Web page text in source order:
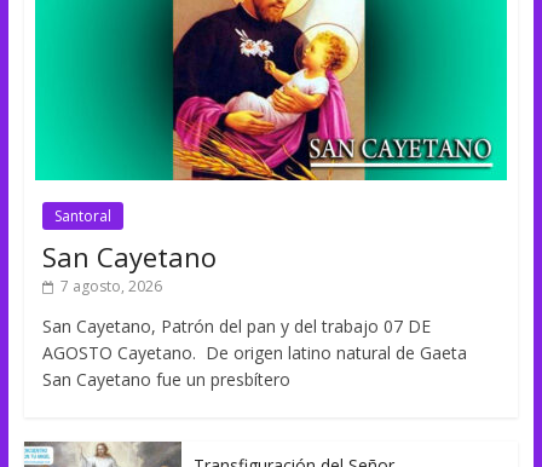
Santoral
San Cayetano
7 agosto, 2026
San Cayetano, Patrón del pan y del trabajo 07 DE
AGOSTO Cayetano. De origen latino natural de Gaeta
San Cayetano fue un presbítero